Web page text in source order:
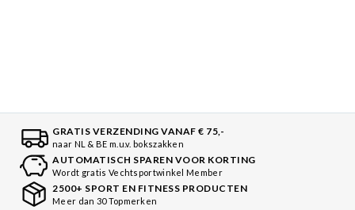
GRATIS VERZENDING VANAF € 75,-
naar NL & BE m.u.v. bokszakken
AUTOMATISCH SPAREN VOOR KORTING
Wordt gratis Vechtsportwinkel Member
2500+ SPORT EN FITNESS PRODUCTEN
Meer dan 30 Topmerken